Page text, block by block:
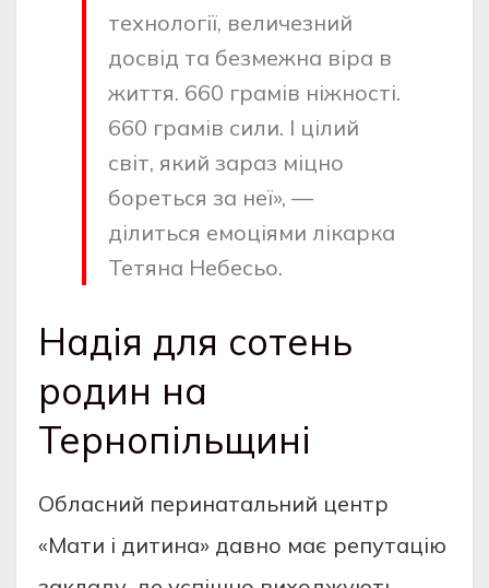
технології, величезний
досвід та безмежна віра в
життя. 660 грамів ніжності.
660 грамів сили. І цілий
світ, який зараз міцно
бореться за неї», —
ділиться емоціями лікарка
Тетяна Небесьо.
Надія для сотень
родин на
Тернопільщині
Обласний перинатальний центр
«Мати і дитина» давно має репутацію